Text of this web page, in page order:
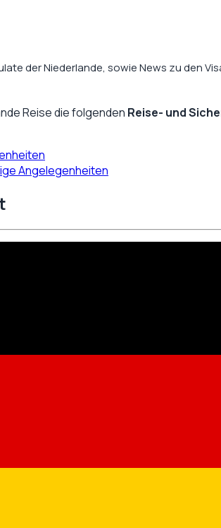
der Niederlande, sowie News zu den
Reise die folgenden Reise- und
Angelegenheiten